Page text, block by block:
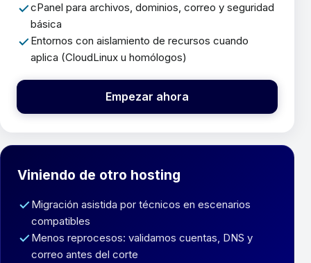
cPanel para archivos, dominios, correo y seguridad
básica
Entornos con aislamiento de recursos cuando
aplica (CloudLinux u homólogos)
Empezar ahora
Viniendo de otro hosting
Migración asistida por técnicos en escenarios
compatibles
Menos reprocesos: validamos cuentas, DNS y
correo antes del corte